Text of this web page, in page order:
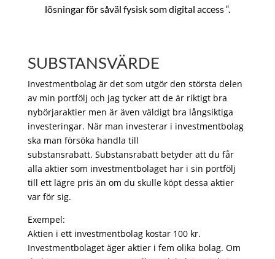
lösningar för såväl fysisk som digital access “.
SUBSTANSVÄRDE
Investmentbolag är det som utgör den största delen
av min portfölj och jag tycker att de är riktigt bra
nybörjaraktier men är även väldigt bra långsiktiga
investeringar. När man investerar i investmentbolag
ska man försöka handla till
substansrabatt. Substansrabatt betyder att du får
alla aktier som investmentbolaget har i sin portfölj
till ett lägre pris än om du skulle köpt dessa aktier
var för sig.
Exempel:
Aktien i ett investmentbolag kostar 100 kr.
Investmentbolaget äger aktier i fem olika bolag. Om